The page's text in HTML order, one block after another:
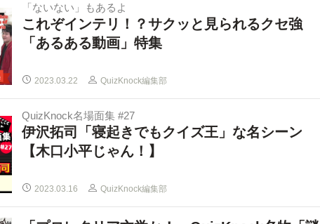
「ないない」もあるよ
これぞインテリ！？サクッと見られるクセ強
「あるある動画」特集
2023.03.22 QuizKnock編集部
QuizKnock名場面集 #27
伊沢拓司「寝起きでもクイズ王」な名シーン
【木口小平じゃん！】
2023.03.16 QuizKnock編集部